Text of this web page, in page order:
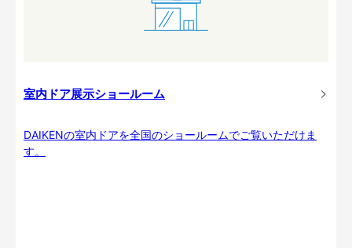
室内ドア展示ショールーム
DAIKENの室内ドアを全国のショールームでご覧いただけま
す。